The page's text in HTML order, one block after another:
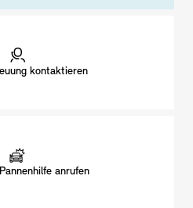
kontaktieren
anrufen